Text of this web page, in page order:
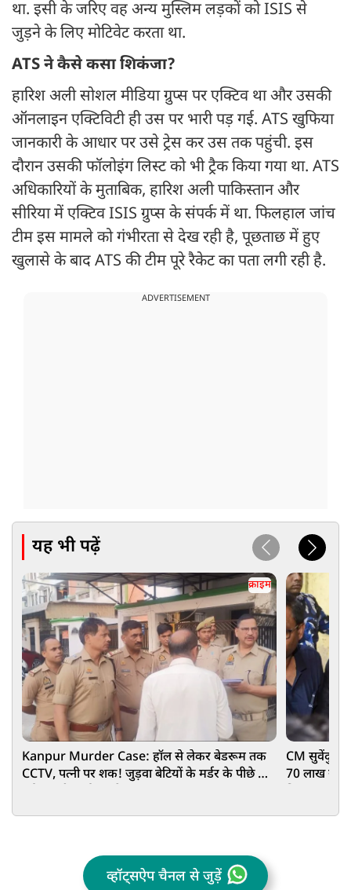
था. इसी के जरिए वह अन्य मुस्लिम लड़कों को ISIS से
जुड़ने के लिए मोटिवेट करता था.
ATS ने कैसे कसा शिकंजा?
हारिश अली सोशल मीडिया ग्रुप्स पर एक्टिव था और उसकी
ऑनलाइन एक्टिविटी ही उस पर भारी पड़ गई. ATS खुफिया
जानकारी के आधार पर उसे ट्रेस कर उस तक पहुंची. इस
दौरान उसकी फॉलोइंग लिस्ट को भी ट्रैक किया गया था. ATS
अधिकारियों के मुताबिक, हारिश अली पाकिस्तान और
सीरिया में एक्टिव ISIS ग्रुप्स के संपर्क में था. फिलहाल जांच
टीम इस मामले को गंभीरता से देख रही है, पूछताछ में हुए
खुलासे के बाद ATS की टीम पूरे रैकेट का पता लगी रही है.
ADVERTISEMENT
यह भी पढ़ें
क्राइम
Kanpur Murder Case: हॉल से लेकर बेडरूम तक
CCTV, पत्नी पर शक! जुड़वा बेटियों के मर्डर के पीछे की
CM सुवेंदु के
70 लाख रुपये
व्हॉट्सऐप चैनल से जुड़ें